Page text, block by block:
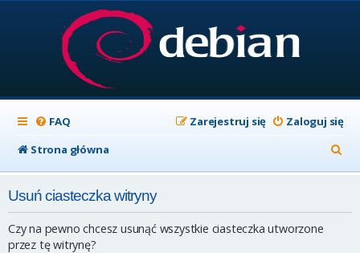
FAQ Zaloguj się
Zarejestruj się
Strona główna
z
Usuń ciasteczka witryny
Czy na pewno chcesz usunąć wszystkie ciasteczka utworzone
przez tę witrynę?